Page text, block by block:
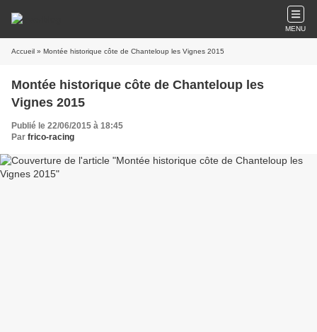
MENU
Accueil » Montée historique côte de Chanteloup les Vignes 2015
Montée historique côte de Chanteloup les
Vignes 2015
Publié le 22/06/2015 à 18:45
Par frico-racing